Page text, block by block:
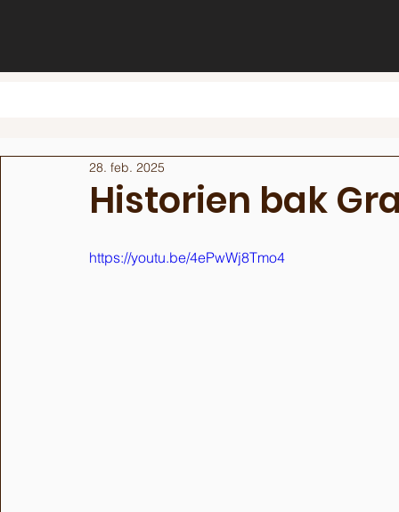
Historien bak
28. feb. 2025
https://youtu.be/4ePwWj8Tmo4